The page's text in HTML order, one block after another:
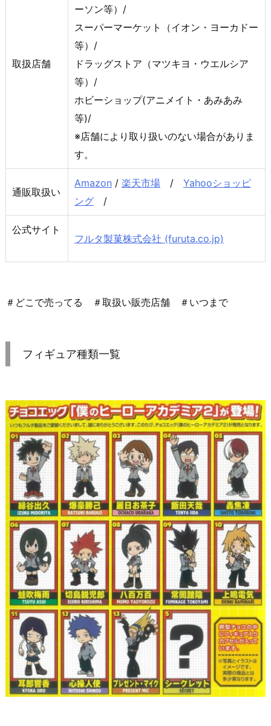
取扱店舗
ーソン等）/
スーパーマーケット（イオン・ヨーカドー
等）/
ドラッグストア（マツキヨ・ウエルシア
等）/
ホビーショップ(アニメイト・あみあみ
等)/
※店舗により取り扱いのない場合がありま
す。
通販取扱い
Amazon / 楽天市場 / Yahooショッピ
ング /
公式サイト
フルタ製菓株式会社 (furuta.co.jp)
＃どこで売ってる ＃取扱い販売店舗 ＃いつまで
フィギュア種類一覧